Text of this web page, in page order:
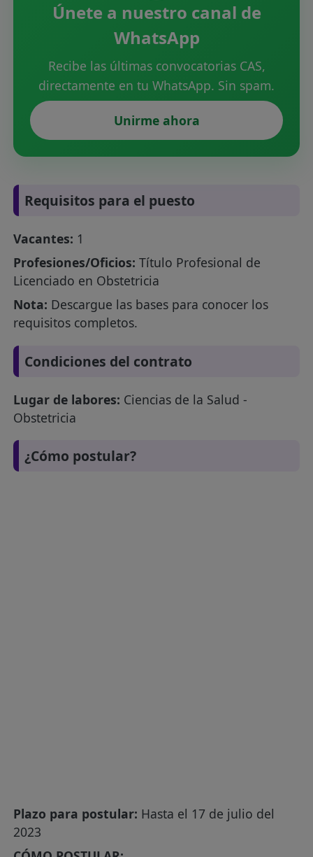
Únete a nuestro canal de
WhatsApp
Recibe las últimas convocatorias CAS,
directamente en tu WhatsApp. Sin spam.
Unirme ahora
Requisitos para el puesto
Vacantes: 1
Profesiones/Oficios: Título Profesional de
Licenciado en Obstetricia
Nota: Descargue las bases para conocer los
requisitos completos.
Condiciones del contrato
Lugar de labores: Ciencias de la Salud -
Obstetricia
¿Cómo postular?
Plazo para postular: Hasta el 17 de julio del
2023